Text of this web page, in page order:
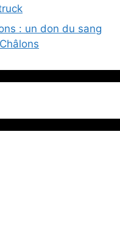
: un don du sang